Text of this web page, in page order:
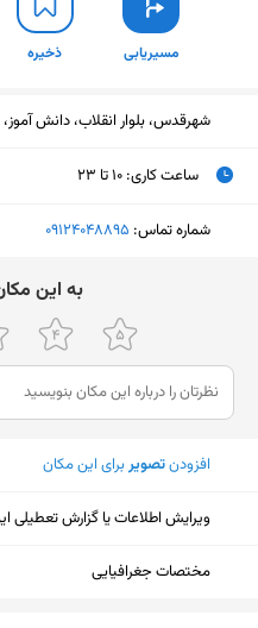
مسیریابی ذخیره
شهرقدس، بلوار انقلاب، دانش
ساعت کاری: ۱۰ تا ۲۳
دوشنبه (امروز)
پنجشنبه
جمعه
شنبه
یکشنبه
شماره تماس: ‎09124048895
ﺑﻪ اﯾﻦ
افزودنتصویربرای این مکان
ویرایش اطلاعات یا گزارش تعطیلی
مختصات جغرافیایی